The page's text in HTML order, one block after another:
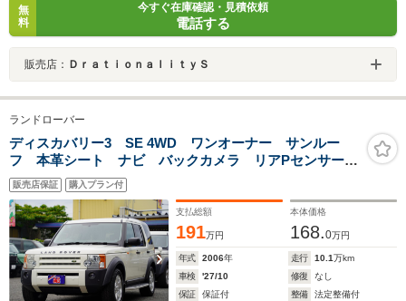
無
料
今すぐ在庫確認・見積依頼
電話する
販売店： ＤｒａｔｉｏｎａｌｉｔｙＳ
ランドローバー
ディスカバリー3 SE 4WD ワンオーナー サンルー
フ 本革シート ナビ バックカメラ リアPセンサー
サイドステップ HID ETC 7人乗り エアサス キー
レス 18インチAW ハーマンカードン
販売店保証 購入プラン付
支払総額
191万円
本体価格
168.0万円
年式 2006年 走行 10.1万km
車検
'27/10 修復
なし
保証
保証付 整備
法定整備付